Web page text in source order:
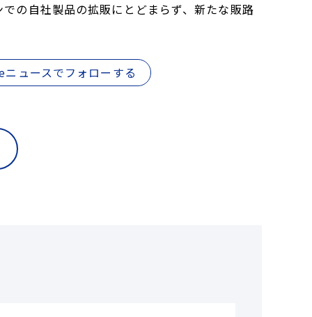
の自社製品の拡販にとどまらず、新たな販路
ュースでフォローする